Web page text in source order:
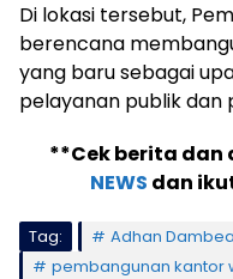
Di lokasi tersebut,
berencana
yang baru sebagai
pelayanan publik
**Cek berita dan
NEWS dan
Tag: Adhan Dambea
pembangunan kantor